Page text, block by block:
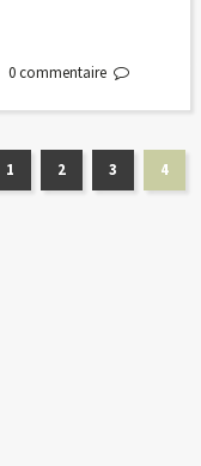
0 commentaire
1 2 3 4